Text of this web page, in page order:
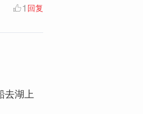
1 回复
去湖上